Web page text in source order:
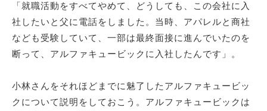
「就職活動をすべてやめて、どうしても、この会社に入
社したいと父に電話をしました。当時、アパレルと商社
なども受験していて、一部は最終面接に進んでいたのを
断って、アルファキュービックに入社したんです」。
小林さんをそれほどまでに魅了したアルファキュービッ
クについて説明をしておこう。アルファキュービックは